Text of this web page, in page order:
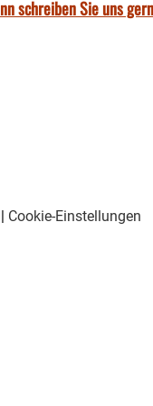
schreiben Sie uns
| Cookie-Einstellungen